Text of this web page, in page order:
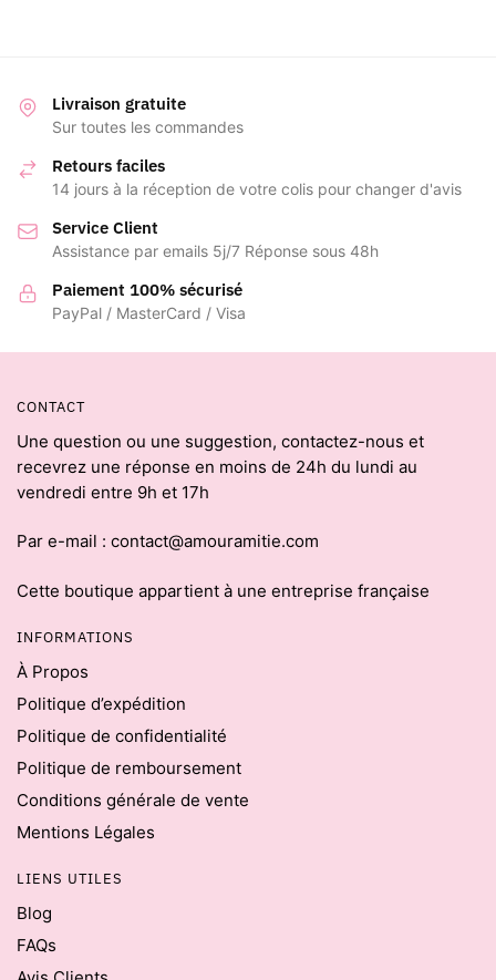
Livraison gratuite
Sur toutes les commandes
Retours faciles
14 jours à la réception de votre colis pour changer d'avis
Service Client
Assistance par emails 5j/7 Réponse sous 48h
Paiement 100% sécurisé
PayPal / MasterCard / Visa
CONTACT
Une question ou une suggestion, contactez-nous et
recevrez une réponse en moins de 24h du lundi au
vendredi entre 9h et 17h
Par e-mail : contact@amouramitie.com
Cette boutique appartient à une entreprise française
INFORMATIONS
À Propos
Politique d’expédition
Politique de confidentialité
Politique de remboursement
Conditions générale de vente
Mentions Légales
LIENS UTILES
Blog
FAQs